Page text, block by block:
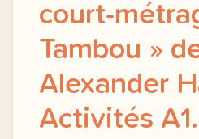
court-
Tambou »
Alexander
Activités A1. |